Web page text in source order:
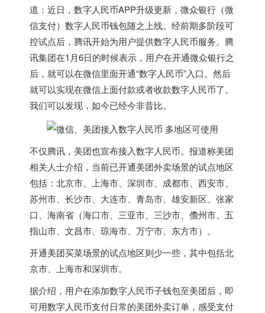
道：近日，数字人民币APP升级更新，微众银行（微
信支付）数字人民币钱包随之上线。经前期多阶段可
控试点后，腾讯开始为用户提供数字人民币服务。腾
讯集团在1月6日的时候表示，用户在开通微众银行之
后，就可以在微信里面开通“数字人民币”入口。然后
就可以实现在微信上面付款或者收款数字人民币了。
我们可以发现，如今已经今非昔比。
不仅腾讯，美团也宣布接入数字人民币。报道称美团
相关人士介绍，当前已开通美团外卖场景的试点地区
包括：北京市、上海市、深圳市、成都市、西安市、
苏州市、长沙市、大连市、青岛市、雄安新区、张家
口、海南省（海口市、三亚市、三沙市、儋州市、五
指山市、文昌市、琼海市、万宁市、东方市）。
开通美团买菜场景的试点地区则少一些，其中包括北
京市、上海市和深圳市。
据介绍，用户在添加数字人民币子钱包至美团后，即
可用数字人民币支付日常的美团外卖订单，感受支付